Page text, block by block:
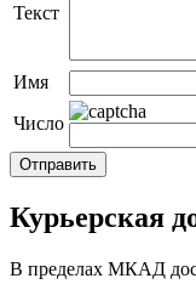
Текст
Имя
Число
Курьерская
В пределах МКАД